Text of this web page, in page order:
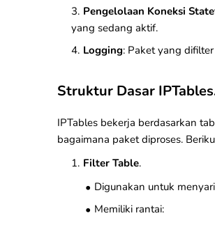
Pengelolaan Koneksi
yang sedang aktif.
Logging: Paket yang
Struktur Dasar
IPTables bekerja berdasarkan
bagaimana paket diproses.
Filter Table.
Digunakan untuk
Memiliki rantai: